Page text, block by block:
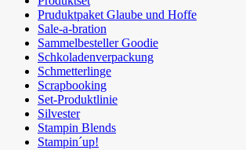
Pruduktpaket Glaube und Hoffe
Sale-a-bration
Sammelbesteller Goodie
Schkoladenverpackung
Schmetterlinge
Scrapbooking
Set-Produktlinie
Silvester
Stampin Blends
Stampin´up!